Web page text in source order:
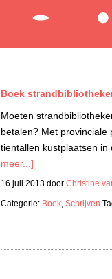
Boek
Moeten
betalen? Met provinciale
tientallen kustplaatsen
meer...]
16 juli 2013 door Christine
Categorie: Boek, Schrijven